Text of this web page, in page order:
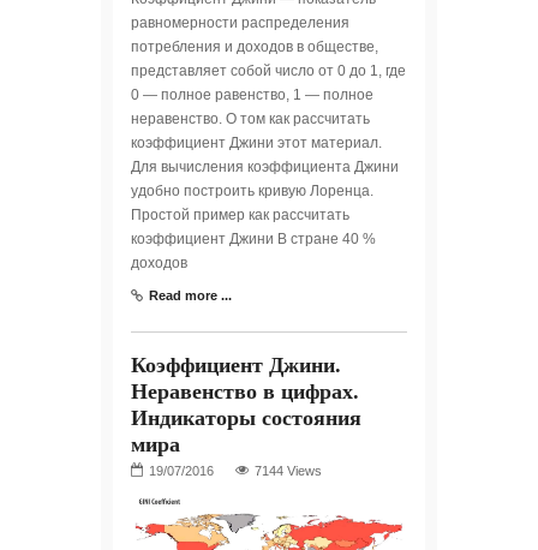
равномерности распределения
потребления и доходов в обществе,
представляет собой число от 0 до 1, где
0 — полное равенство, 1 — полное
неравенство. О том как рассчитать
коэффициент Джини этот материал.
Для вычисления коэффициента Джини
удобно построить кривую Лоренца.
Простой пример как рассчитать
коэффициент Джини В стране 40 %
доходов
Read more ...
Коэффициент Джини.
Неравенство в цифрах.
Индикаторы состояния
мира
7144 Views